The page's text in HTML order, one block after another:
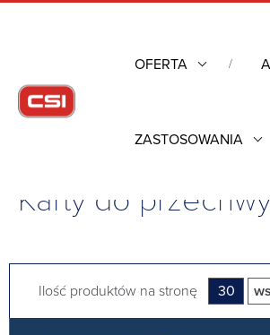
OFERTA
ZASTOSOWANIA
Komputery przemysłowe
Karty do
Ilość produktów na stronę 30